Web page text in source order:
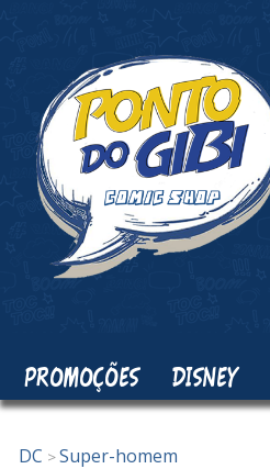
PROMOÇÕES DISNEY
DC >Super-homem